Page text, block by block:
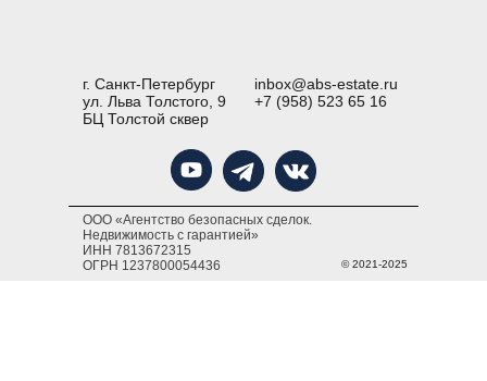
ООО «Агентство безопасных сделок.
Недвижимость с гарантией»
ИНН 7813672315
ОГРН 1237800054436
г. Санкт-Петербург
ул. Льва Толстого, 9
БЦ Толстой сквер
© 2021-2025
inbox@abs-estate.ru
+7 (958) 523 65 16